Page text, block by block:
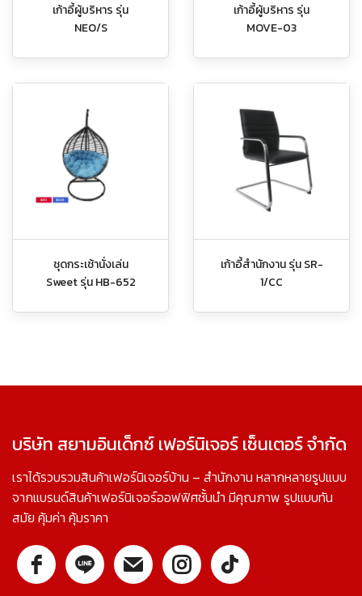
เก้าอี้ผู้บริหาร รุ่น
NEO/S
เก้าอี้ผู้บริหาร รุ่น
MOVE-03
ชุดกระเช้านั่งเล่น
Sweet รุ่น HB-652
เก้าอี้สำนักงาน รุ่น SR-
1/CC
บริษัท สยามอินเด็กซ์ เฟอร์นิเจอร์ เซ็นเตอร์ จำกัด
เราได้รวบรวมสินค้าเฟอร์นิเจอร์บ้าน – สำนักงาน หลากหลายรูปแบบ
จากแบรนด์สินค้าเฟอร์นิเจอร์ออฟฟิศชั้นนำ มีคุณภาพ รูปแบบทัน
สมัย คุ้มค่า คุ้มราคา